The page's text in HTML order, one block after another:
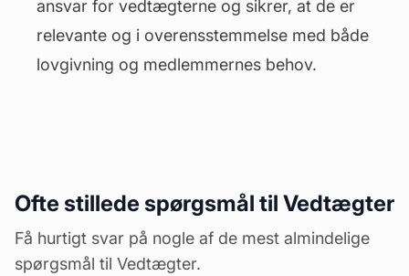
ansvar for vedtægterne og sikrer, at de er
relevante og i overensstemmelse med både
lovgivning og medlemmernes behov.
Ofte stillede spørgsmål til Vedtægter
Få hurtigt svar på nogle af de mest almindelige
spørgsmål til Vedtægter.